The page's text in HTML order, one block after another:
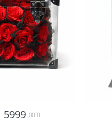
5999 ,00 TL